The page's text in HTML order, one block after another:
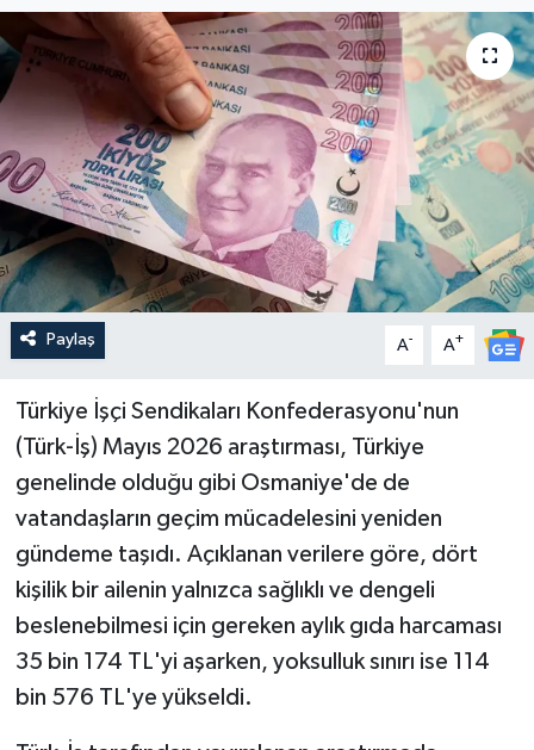
Paylaş A- A+
Türkiye İşçi Sendikaları Konfederasyonu'nun
(Türk-İş) Mayıs 2026 araştırması, Türkiye
genelinde olduğu gibi Osmaniye'de de
vatandaşların geçim mücadelesini yeniden
gündeme taşıdı. Açıklanan verilere göre, dört
kişilik bir ailenin yalnızca sağlıklı ve dengeli
beslenebilmesi için gereken aylık gıda harcaması
35 bin 174 TL'yi aşarken, yoksulluk sınırı ise 114
bin 576 TL'ye yükseldi.